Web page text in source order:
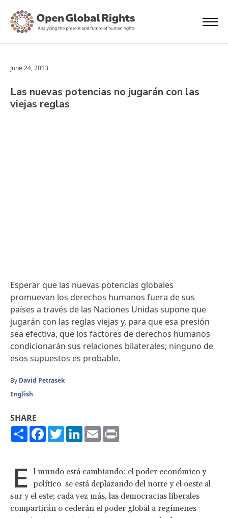
June 24, 2013
Las nuevas potencias no jugarán con las
viejas reglas
Esperar que las nuevas potencias globales
promuevan los derechos humanos fuera de sus
países a través de las Naciones Unidas supone que
jugarán con las reglas viejas y, para que esa presión
sea efectiva, que los factores de derechos humanos
condicionarán sus relaciones bilaterales; ninguno de
esos supuestos es probable.
By David Petrasek
English
SHARE
ShareFacebook
TwitterLinkedIn
Email
E
l mundo está cambiando: el poder económico y
político se está deplazando del norte y el oeste al
sur y el este; cada vez más, las democracias liberales
compartirán o cederán el poder global a regímenes